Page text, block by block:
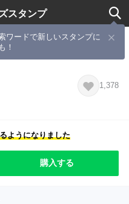
スタンプ
ワードで新しいスタンプに
！
3D 2
1,378
ようになりました
購入する